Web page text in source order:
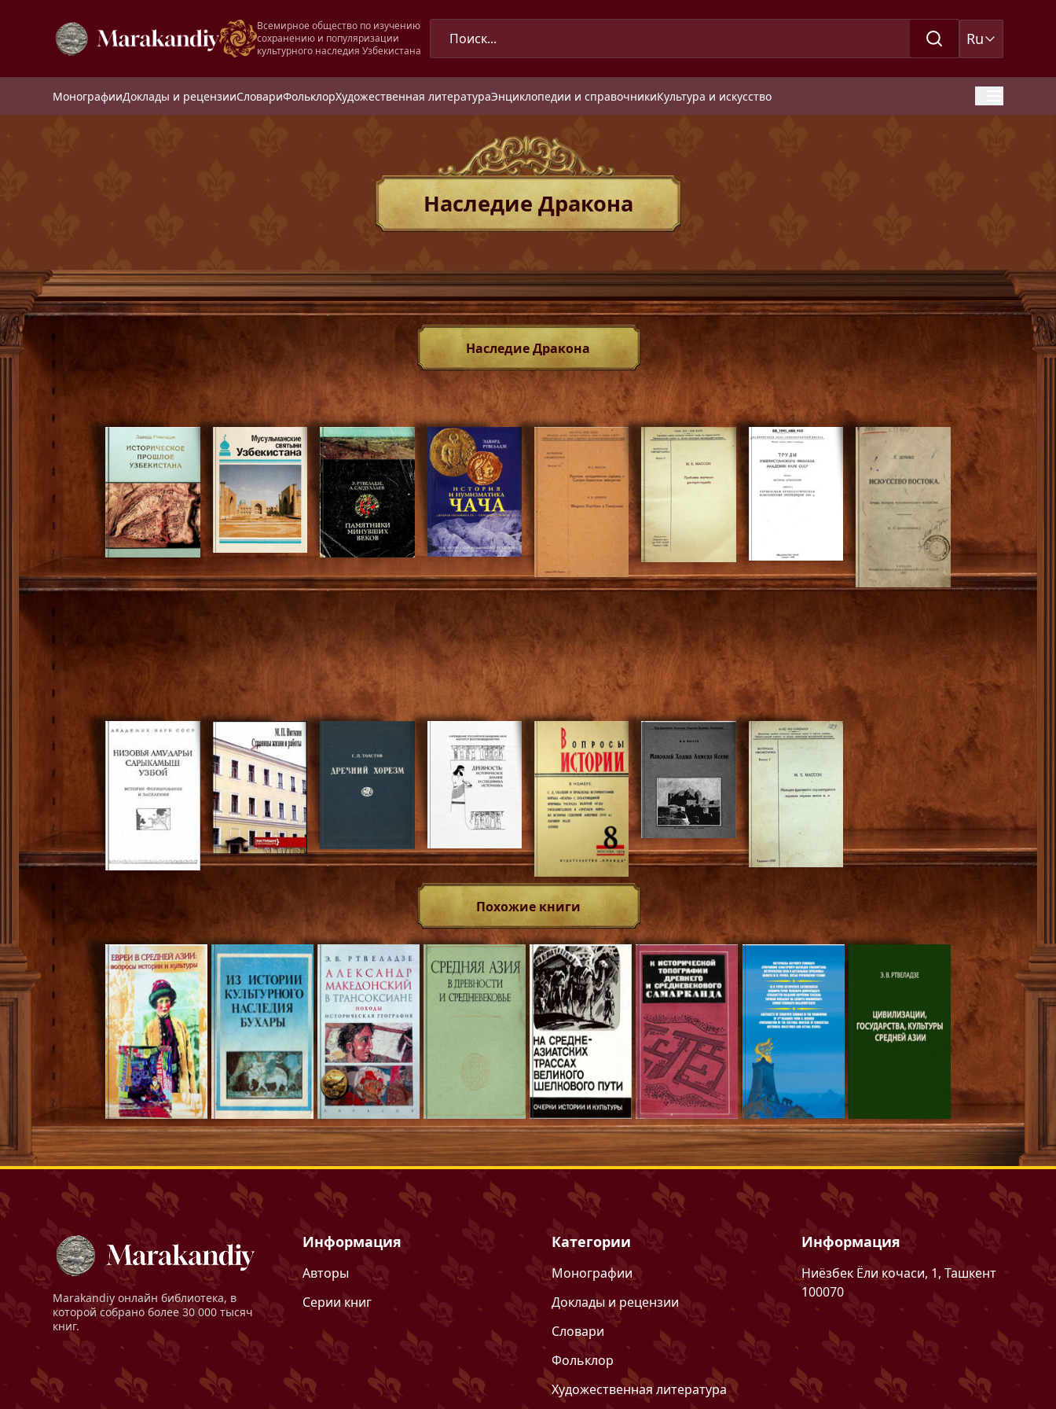
Всемирное общество по изучению
сохранению и популяризации
культурного наследия Узбекистана
Ru
МонографииДоклады и рецензииСловариФольклорХудожественная литератураЭнциклопедии и справочникиКультура и искусство
Наследие Дракона
Наследие Дракона
Похожие книги
Marakandiyонлайн библиотека, в
которой собрано более 30 000 тысяч
книг.
Информация
Авторы
Серии книг
Категории
Монографии
Доклады и рецензии
Словари
Фольклор
Художественная литература
Информация
Ниёзбек Ёли кочаси, 1, Ташкент
100070